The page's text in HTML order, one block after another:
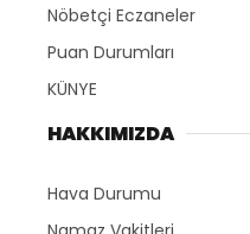
Nöbetçi Eczaneler
Puan Durumları
KÜNYE
HAKKIMIZDA
Hava Durumu